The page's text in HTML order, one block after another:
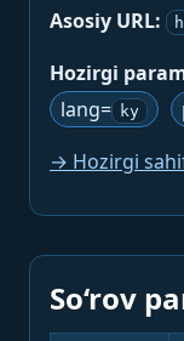
Asosiy URL:
Hozirgi
lang= ky
→ Hozirgi
So‘rov